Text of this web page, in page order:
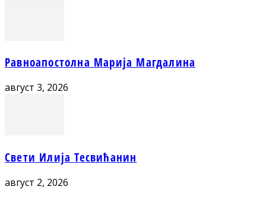
Равноапостолна Марија Магдалина
август 3, 2026
Свети Илија Тесвићанин
август 2, 2026